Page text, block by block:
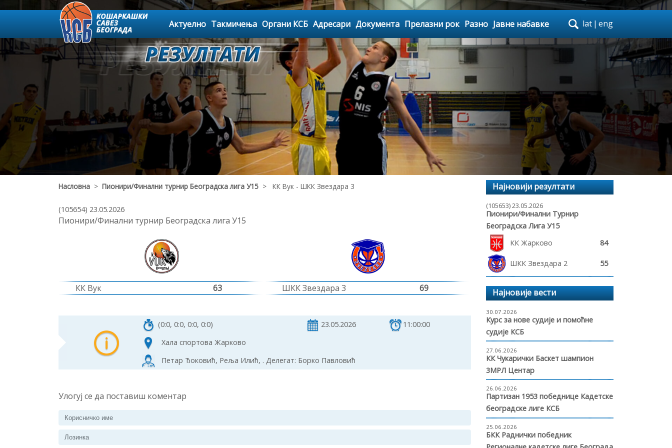
Актуелно Такмичења Органи КСБ Адресари Документа Прелазни рок Разно Јавне набавке lat | eng
Насловна > Пионири/Финални турнир Београдска лига У15 > КК Вук - ШКК Звездара 3
(105654) 23.05.2026
Пионири/Финални турнир Београдска лига У15
КК Вук 63 ШКК Звездара 3 69
(0:0, 0:0, 0:0, 0:0) 23.05.2026
11:00:00
Хала спортова Жарково
Петар Ђоковић, Реља Илић, . Делегат: Борко Павловић
Улогуј се да поставиш коментар
Најновији резултати
(105653) 23.05.2026
Пионири/Финални Турнир
Београдска Лига У15
КК Жарково
84
ШКК Звездара 2 55
Најновије вести
30.07.2026
Курс за нове судије и помоћне
судије КСБ
27.06.2026
КК Чукарички Баскет шампион
3МРЛ Центар
26.06.2026
Партизан 1953 победнице Кадетске
београдске лиге КСБ
25.06.2026
БКК Раднички победник